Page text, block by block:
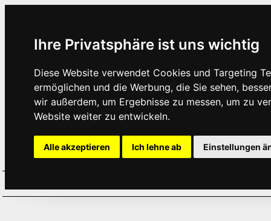
Ihre Privatsphäre ist uns wichtig
Diese Website verwendet Cookies und Targeting
ermöglichen und die Werbung, die Sie sehen,
wir außerdem, um Ergebnisse zu messen, um zu
Website weiter zu entwickeln.
Alle akzeptieren Ich lehne ab Einstellungen